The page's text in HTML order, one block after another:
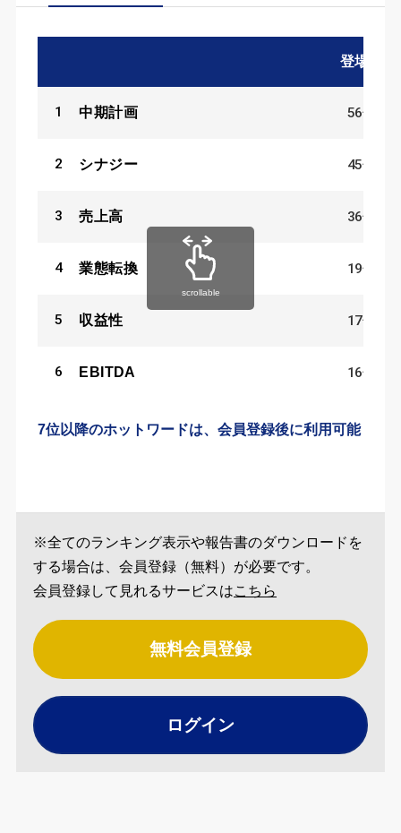
登場数
1 中期計画 56件
2 シナジー 45件
3 売上高 36件
4 業態転換 19件
5 収益性 17件
6 EBITDA 16件
7位以降のホットワードは、会員登録後に利用可能
scrollable
※全てのランキング表示や報告書のダウンロードを
する場合は、会員登録（無料）が必要です。
会員登録して見れるサービスはこちら
無料会員登録
ログイン